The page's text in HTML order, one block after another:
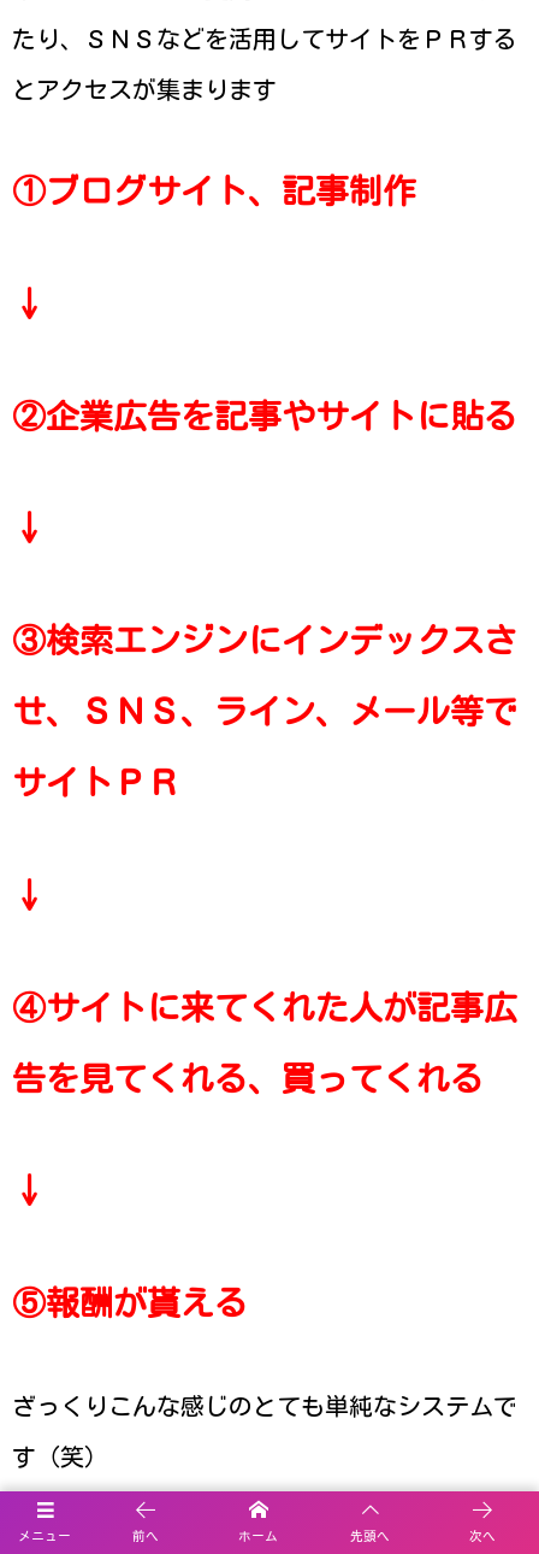
たり、ＳＮＳなどを活用してサイトをＰＲする
とアクセスが集まります
①ブログサイト、記事制作
↓
②企業広告を記事やサイトに貼る
↓
③検索エンジンにインデックスさ
せ、ＳＮＳ、ライン、メール等で
サイトＰＲ
↓
④サイトに来てくれた人が記事広
告を見てくれる、買ってくれる
↓
⑤報酬が貰える
ざっくりこんな感じのとても単純なシステムで
す（笑）
ブログアフィリエイトは誰でも簡単に始められ
メニュー 前へ ホーム 先頭へ 次へ